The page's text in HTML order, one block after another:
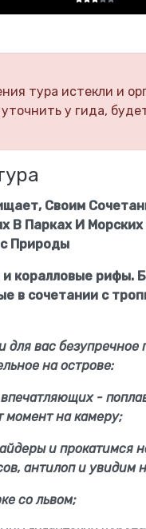
тура истекли и
у гида,
Своим
В Парках И
Природы
и коралловые рифы.
в сочетании с
для вас
на острове:
-
момент на камеру;
и прокатимся
антилоп и увидим
со львом;